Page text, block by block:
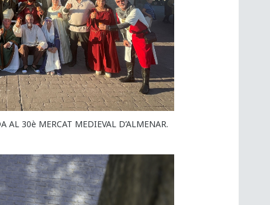
AL 30è MERCAT MEDIEVAL D’ALMENAR.